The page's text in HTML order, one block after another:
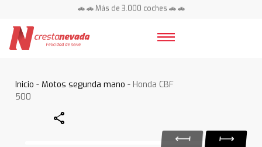
🚗 🚗 Más de 3.000 coches 🚗 🚗
Inicio -Motos segunda mano - Honda CBF
500
Share